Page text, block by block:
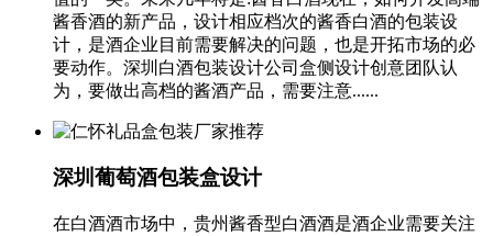
酱香酒的新产品，设计相应档次的酱香白酒的包装设
计，是酒企业目前需要解决的问题，也是开拓市场的必
要动作。深圳白酒包装设计公司盒侧设计创意团队认
为，要做出高档的酱酒产品，需要注意......
深圳葡萄酒包装盒设计
在白酒酒市场中，贵州酱香型白酒酒是酒企业需要关注